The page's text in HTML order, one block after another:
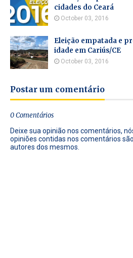
cidades do Ceará
October 03, 2016
Eleição empatada e
idade em Cariús/CE
October 03, 2016
Postar um comentário
0 Comentários
Deixe sua opinião nos comentários,
opiniões contidas nos comentários
autores dos mesmos.